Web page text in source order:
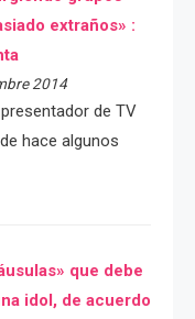
extraños» :
2014
de TV
hace algunos
que debe
idol, de acuerdo